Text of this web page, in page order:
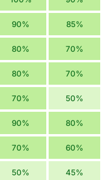
90% 85%
80% 70%
80% 70%
70% 50%
90% 80%
70% 60%
50% 45%